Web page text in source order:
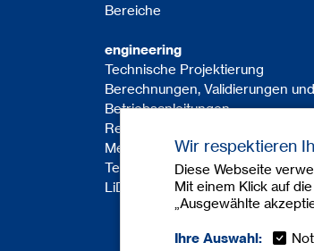
Bereiche
engineering
Technische Projektierung
Berechnungen, Validierungen und
Betriebsanleitungen
Retrofitting für Maschinen
Messungen
Technische Prüfungen
LiDAR-Scan
Wir respektieren
Diese Webseite
Mit einem Klick auf
„Ausgewählte
Ihre Auswahl: